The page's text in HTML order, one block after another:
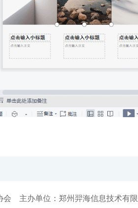
会 主办单位：郑州羿海信息技术有限